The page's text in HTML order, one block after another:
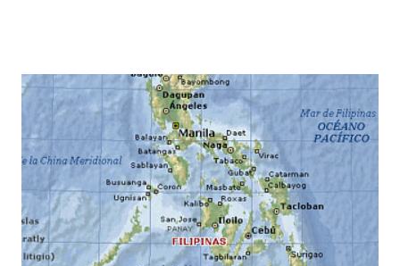
una estética mínima pero elegante, y detalles únicos como
fotografías o manuscritos en las guardas. No se trataba de
llenar estanterías, sino de ofrecer a los lectores un
catálogo breve, intenso y memorable . La arriesgada
propuesta editorial se materializó en una primera tanda de
publicaciones que anunciaban ya la vocación de Rata por lo
singular. Allí estaban " Diarios del Sáhara ", de Sanmao ,